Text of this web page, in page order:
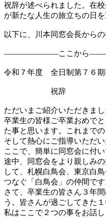
祝辞が述べられました。在
が新たな人生の旅立ちの日
以下に、川本同窓会長からの
———————ここから
令和７年度　全日制
祝
ただいまご紹介いただきま
卒業生の皆様ご卒業おめで
た事と思います。これまで
そして熱心にご指導いただ
ここで、簡単に同窓会に付
途中、同窓会をより親しみ
して、札幌白鳥会、東京白
つなぐ「白鳥会」の仲間です
さて、卒業生の皆さん３年
う。皆さんが過ごしてきた
私はここで２つの事をお話